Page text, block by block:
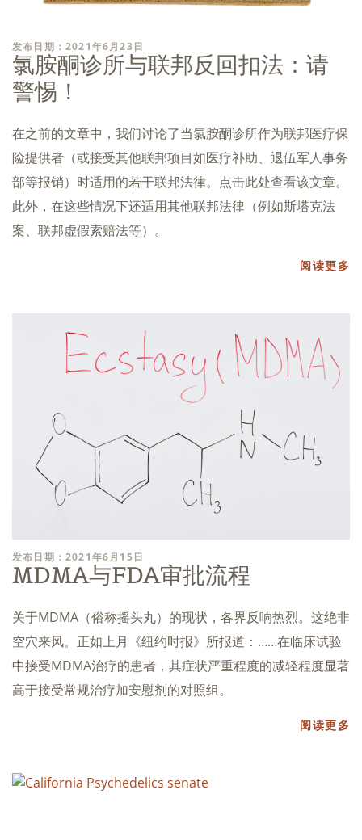
发布日期：2021年6月23日
氯胺酮诊所与联邦反回扣法：请
警惕！
在之前的文章中，我们讨论了当氯胺酮诊所作为联邦医疗保
险提供者（或接受其他联邦项目如医疗补助、退伍军人事务
部等报销）时适用的若干联邦法律。点击此处查看该文章。
此外，在这些情况下还适用其他联邦法律（例如斯塔克法
案、联邦虚假索赔法等）。
阅读更多
发布日期：2021年6月15日
MDMA与FDA审批流程
关于MDMA（俗称摇头丸）的现状，各界反响热烈。这绝非
空穴来风。正如上月《纽约时报》所报道：……在临床试验
中接受MDMA治疗的患者，其症状严重程度的减轻程度显著
高于接受常规治疗加安慰剂的对照组。
阅读更多